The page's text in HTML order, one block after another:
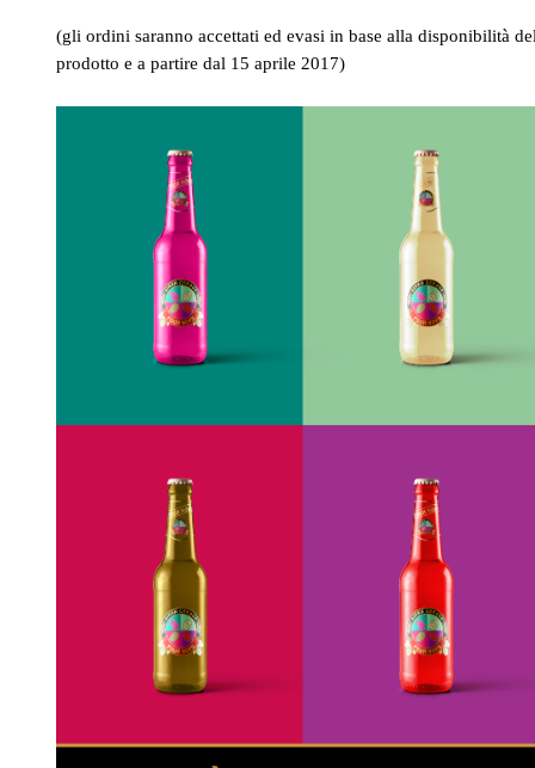
(gli ordini saranno accettati ed evasi in base alla disponibilità
prodotto e a partire dal 15 aprile 2017)